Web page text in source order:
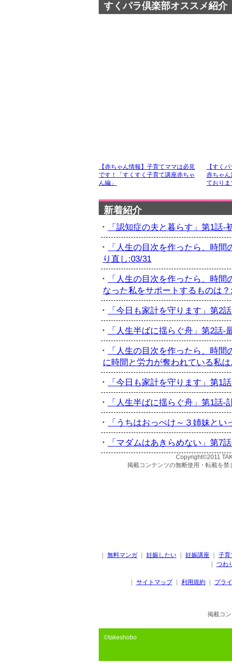
すくパラ倶楽部オススメ紹介
【赤ちゃん情報】子育てママは必見
です！「すくすく子育て講座赤ちゃ
ん編」
【すく
赤ちゃん
ておりま
新着紹介
「認知症の夫と暮らす」第1話-
「人生の目次を作ったら、時
り直し:03/31
「人生の目次を作ったら、時
なった私をサポートするものは
「今日も家計を守ります」第2
「人生半ばに揺らぐ舟」第2話
「人生の目次を作ったら、時
に時間と労力が奪われている私
「今日も家計を守ります」第1
「人生半ばに揺らぐ舟」第1話-
「うちはおっぺけ～３姉妹と
「マダムはあきらめない」第7
Copyright©2011
掲載コンテンツの無断使用・転載を禁
無料マンガ 妊娠したい 妊娠講座 子育
つわ
サイトマップ 利用規約 プラ
掲載コ
©takeshobo